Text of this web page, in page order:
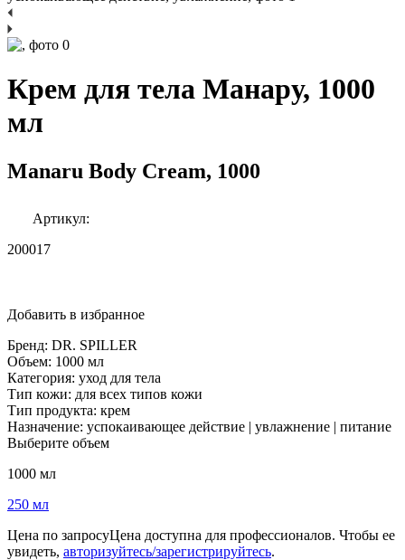
Крем для тела Манару, 1000
мл
Manaru Body Cream, 1000
Артикул:
200017
Добавить в избранное
Бренд: DR. SPILLER
Объем: 1000 мл
Категория: уход для тела
Тип кожи: для всех типов кожи
Тип продукта: крем
Назначение: успокаивающее действие | увлажнение | питание
Выберите объем
1000 мл
250 мл
Цена по запросуЦена доступна для профессионалов. Чтобы ее
увидеть, авторизуйтесь/зарегистрируйтесь.